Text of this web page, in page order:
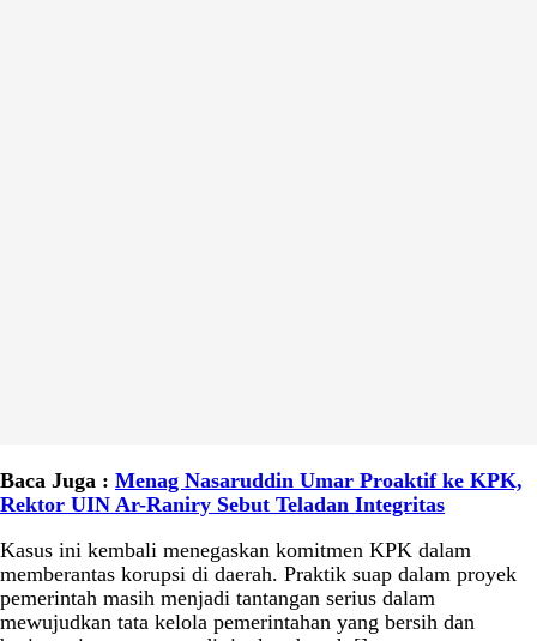
Baca Juga : Menag Nasaruddin Umar Proaktif ke KPK,
Rektor UIN Ar-Raniry Sebut Teladan Integritas
Kasus ini kembali menegaskan komitmen KPK dalam
memberantas korupsi di daerah. Praktik suap dalam proyek
pemerintah masih menjadi tantangan serius dalam
mewujudkan tata kelola pemerintahan yang bersih dan